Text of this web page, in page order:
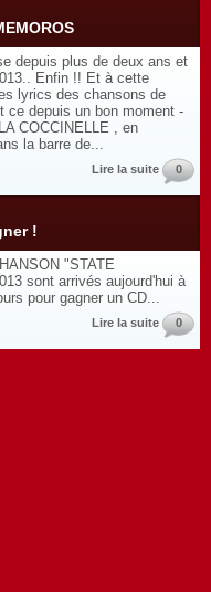
depuis plus de deux ans et
Enfin !! Et à cette
lyrics des chansons de
ce depuis un bon moment -
COCCINELLE , en
la barre de...
Lire la suite 0
!
"STATE
sont arrivés aujourd'hui à
pour gagner un CD...
Lire la suite 0